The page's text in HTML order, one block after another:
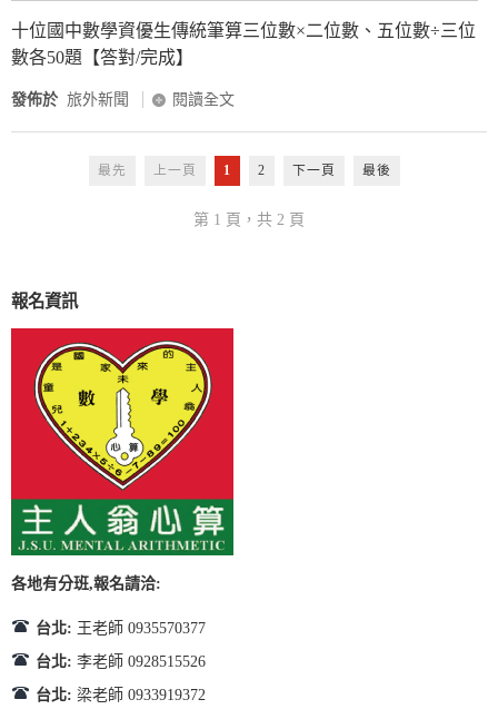
十位國中數學資優生傳統筆算三位數×二位數、五位數÷三位
數各50題【答對/完成】
發佈於 旅外新聞 閱讀全文
最先 上一頁 1 2 下一頁 最後
第 1 頁，共 2 頁
報名資訊
各地有分班,報名請洽:
台北: 王老師 0935570377
台北: 李老師 0928515526
台北: 梁老師 0933919372